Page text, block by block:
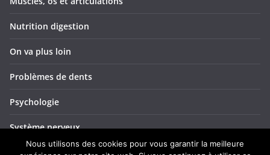
Nutrition digestion
On va plus loin
Problèmes de dents
Psychologie
Système nerveux
Troubles ORL
Nous utilisons des cookies pour vous garantir la meilleure